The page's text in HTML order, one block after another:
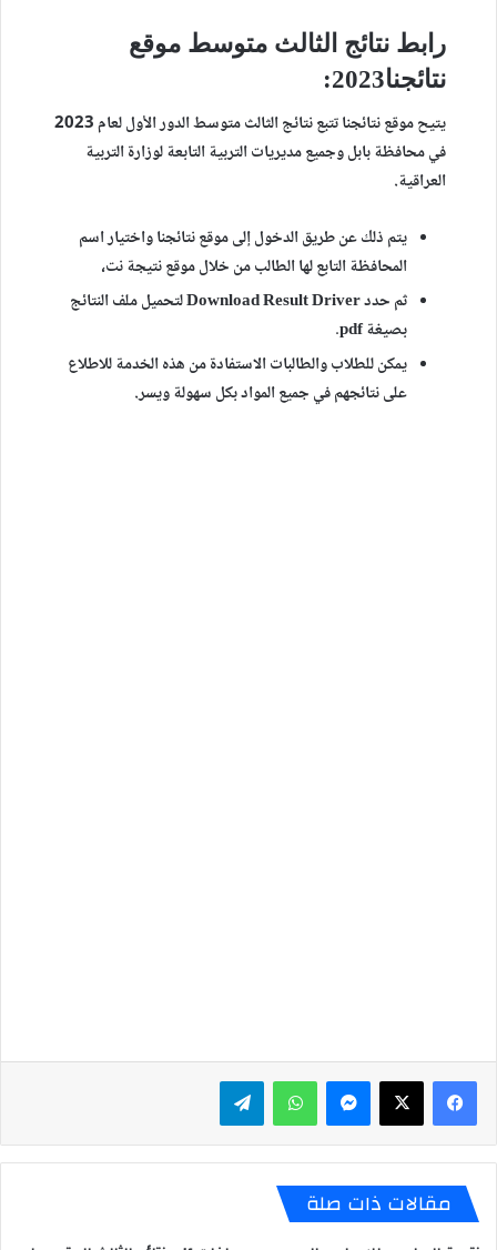
رابط نتائج الثالث متوسط موقع
نتائجنا2023:
يتيح موقع نتائجنا تتبع نتائج الثالث متوسط الدور الأول لعام 2023
في محافظة بابل وجميع مديريات التربية التابعة لوزارة التربية
العراقية.
يتم ذلك عن طريق الدخول إلى موقع نتائجنا واختيار اسم
المحافظة التابع لها الطالب من خلال موقعنتيجة نت،
ثم حدد Download Result Driver لتحميل ملف النتائج
بصيغة pdf.
يمكن للطلاب والطالبات الاستفادة من هذه الخدمة للاطلاع
على نتائجهم في جميع المواد بكل سهولة ويسر.
ماسنجر واتساب تيلقرام
مقالات ذات صلة